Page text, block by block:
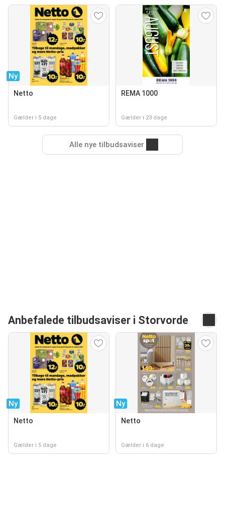
Ny
Netto
Gælder i 5 dage
REMA 1000
Gælder i 23 dage
Alle nye tilbudsaviser
Anbefalede tilbudsaviser i Storvorde
Ny
Netto
Gælder i 5 dage
Ny
Netto
Gælder i 6 dage